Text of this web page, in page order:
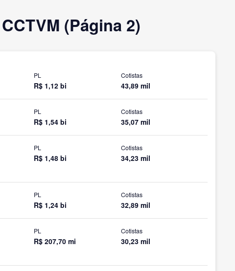
(Página 2)
PL
R$ 1,12 bi
Cotistas
43,89 mil
PL
R$ 1,54 bi
Cotistas
35,07 mil
PL
R$ 1,48 bi
Cotistas
34,23 mil
PL
R$ 1,24 bi
Cotistas
32,89 mil
PL
R$ 207,70 mi
Cotistas
30,23 mil